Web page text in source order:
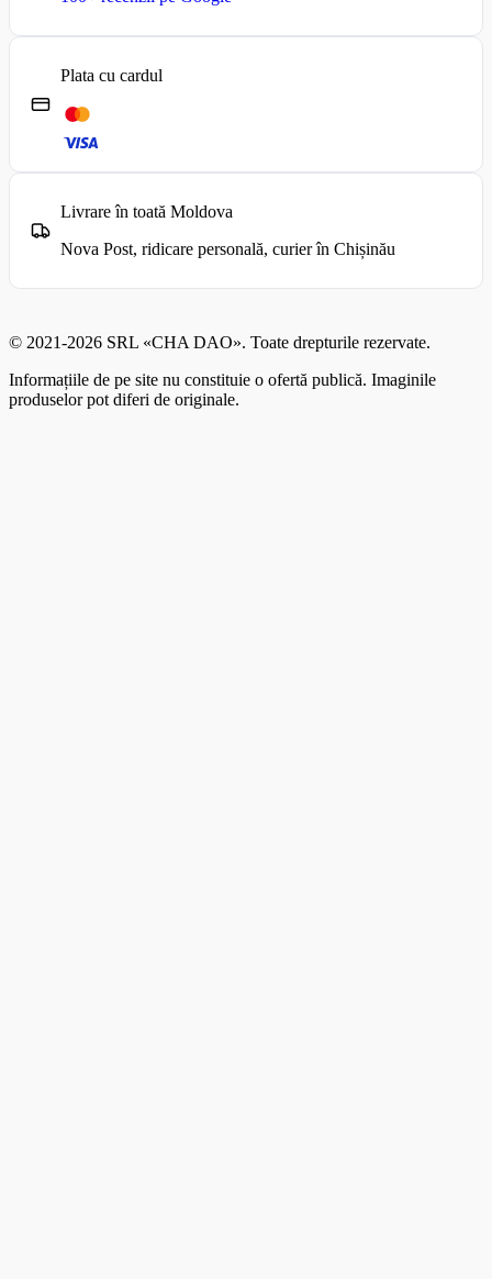
Plata cu cardul
Livrare în toată Moldova
Nova Post, ridicare personală, curier în Chișinău
© 2021-2026 SRL «CHA DAO». Toate drepturile rezervate.
Informațiile de pe site nu constituie o ofertă publică. Imaginile
produselor pot diferi de originale.